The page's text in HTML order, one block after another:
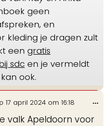
geen
en
kleding je dragen zult
een gratis
sdc en je vermeldt
ook.
17 april 2024 om 16:18
valk Apeldoorn voor
...